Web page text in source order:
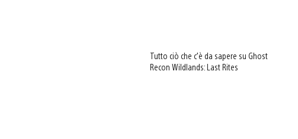
Tutto ciò che c’è da sapere su Ghost
Recon Wildlands: Last Rites